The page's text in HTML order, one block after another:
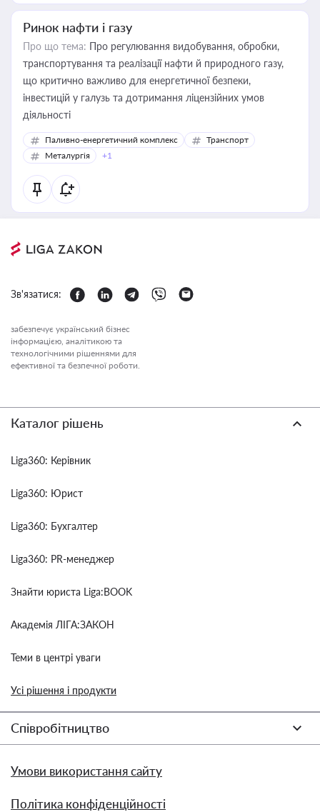
Ринок нафти і газу
Про що тема: Про регулювання видобування, обробки,
транспортування та реалізації нафти й природного газу,
що критично важливо для енергетичної безпеки,
інвестицій у галузь та дотримання ліцензійних умов
діяльності
Паливно-енергетичний комплекс
Транспорт
Металургія
+1
Зв'язатися:
забезпечує український бізнес
інформацією, аналітикою та
технологічними рішеннями для
ефективної та безпечної роботи.
Каталог рішень
Liga360: Керівник
Liga360: Юрист
Liga360: Бухгалтер
Liga360: PR-менеджер
Знайти юриста Liga:BOOK
Академія ЛІГА:ЗАКОН
Теми в центрі уваги
Усі рішення і продукти
Співробітництво
Умови використання сайту
Політика конфіденційності